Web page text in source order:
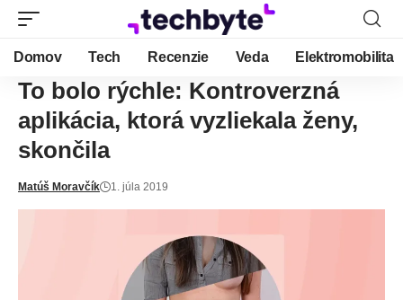
Domov Tech Recenzie Veda Elektromobilita
To bolo rýchle: Kontroverzná
aplikácia, ktorá vyzliekala ženy,
skončila
Matúš Moravčík 1. júla 2019